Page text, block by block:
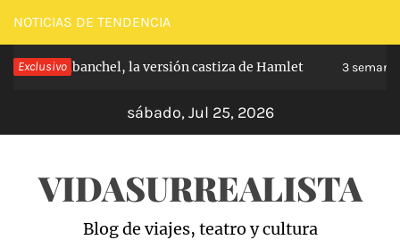
Saltar
al
contenido
NOTICIAS DE TENDENCIA
Exclusivo
de Carabanchel, la versión castiza de Hamlet 3
sábado, Jul 25, 2026
VIDASURREALISTA
Blog de viajes, teatro y cultura